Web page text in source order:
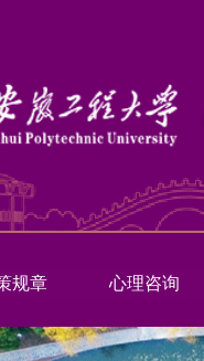
规章 心理咨询